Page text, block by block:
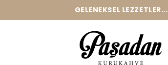
GELENEKSEL LEZZETLER...